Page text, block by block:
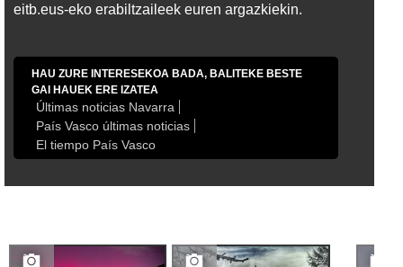
eitb.eus-eko erabiltzaileek euren argazkiekin.
HAU ZURE INTERESEKOA BADA, BALITEKE BESTE
GAI HAUEK ERE IZATEA
Últimas noticias Navarra
País Vasco últimas noticias
El tiempo País Vasco